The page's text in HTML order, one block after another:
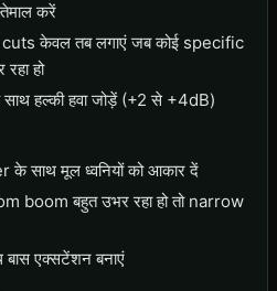
करें
केवल तब लगाएं जब कोई specific
हो
हल्की हवा जोड़ें (+2 से +4dB)
साथ मूल ध्वनियों को आकार दें
boom बहुत उभर रहा हो तो narrow
एक्सटेंशन बनाएं